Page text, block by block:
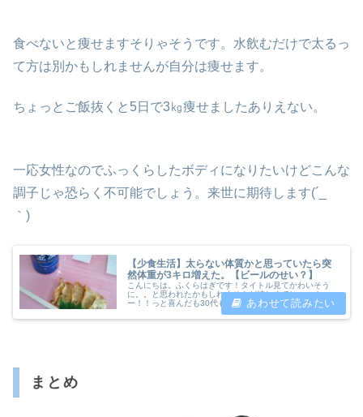
食べないと痩せますそりゃそうです。水飲むだけで太るっ
て方は別かもしれませんが自分は痩せます。
ちょっとご飯抜くと5日で3㎏痩せましたありえない。
一応女性なのでふっくらしたボディになりたいけどこんな
調子じゃ恐らく不可能でしょう。来世に期待します(´_ゝ
｀)
【少食生活】太らない体質かと思っていたら突
然体重が3キロ増えた。【ビールのせい？】
こんにちは。ふくらはぎです！タイトル見てかわいそう
に。。と思われたかもしれませんが嬉しくてヒャッホ
ー！！っと喜んだも30代もやし女です(´_ゝ｀)みなさま体
重は意識していますか？ダイエットしないとヤバい、お腹
がメタボ体系になってきた！など、...
まとめ